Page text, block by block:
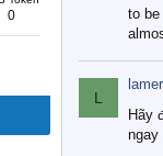
0
to be
L
Hãy
ngay